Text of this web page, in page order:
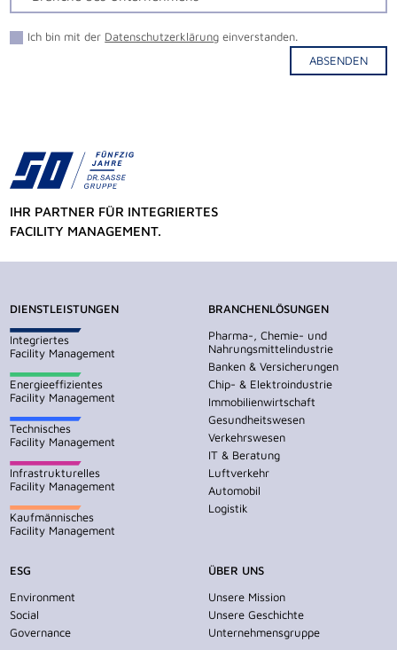
Ich bin mit der Datenschutzerklärung einverstanden.
ABSENDEN
IHR PARTNER FÜR INTEGRIERTES
FACILITY MANAGEMENT.
DIENSTLEISTUNGEN
Integriertes
Facility Management
Energieeffizientes
Facility Management
Technisches
Facility Management
Infrastrukturelles
Facility Management
Kaufmännisches
Facility Management
BRANCHENLÖSUNGEN
Pharma-, Chemie- und
Nahrungsmittelindustrie
Banken & Versicherungen
Chip- & Elektroindustrie
Immobilienwirtschaft
Gesundheitswesen
Verkehrswesen
IT & Beratung
Luftverkehr
Automobil
Logistik
ESG
Environment
Social
Governance
ÜBER UNS
Unsere Mission
Unsere Geschichte
Unternehmensgruppe